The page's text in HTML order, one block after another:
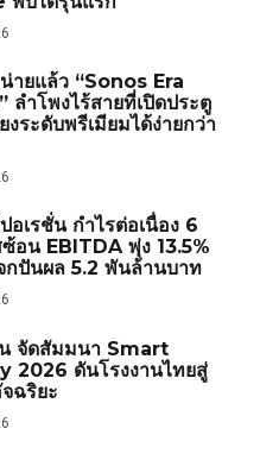
ายแล้ว “Sonos Era
ลำโพงไร้สายที่เปิดประตู
งระดับพรีเมียมได้ง่ายกว่า
อเรชั่น กำไรต่อเนื่อง 6
อน EBITDA พุ่ง 13.5%
กปันผล 5.2 พันล้านบาท
จัดสัมมนา Smart
2026 ดันโรงงานไทยสู่
ฉริยะ